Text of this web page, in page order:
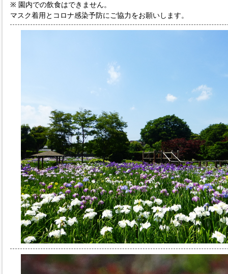
※ 園内での飲食はできません。
マスク着用とコロナ感染予防にご協力をお願いします。